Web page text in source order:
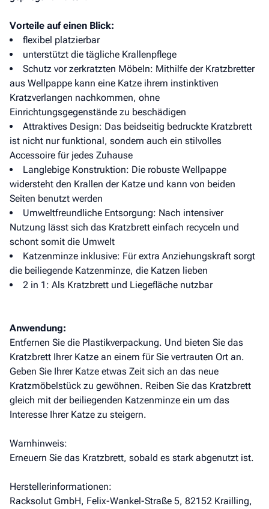
Vorteile auf einen Blick:
flexibel platzierbar
unterstützt die tägliche Krallenpflege
Schutz vor zerkratzten Möbeln: Mithilfe der Kratzbretter
aus Wellpappe kann eine Katze ihrem instinktiven
Kratzverlangen nachkommen, ohne
Einrichtungsgegenstände zu beschädigen
Attraktives Design: Das beidseitig bedruckte Kratzbrett
ist nicht nur funktional, sondern auch ein stilvolles
Accessoire für jedes Zuhause
Langlebige Konstruktion: Die robuste Wellpappe
widersteht den Krallen der Katze und kann von beiden
Seiten benutzt werden
Umweltfreundliche Entsorgung: Nach intensiver
Nutzung lässt sich das Kratzbrett einfach recyceln und
schont somit die Umwelt
Katzenminze inklusive: Für extra Anziehungskraft sorgt
die beiliegende Katzenminze, die Katzen lieben
2 in 1: Als Kratzbrett und Liegefläche nutzbar
Anwendung:
Entfernen Sie die Plastikverpackung. Und bieten Sie das
Kratzbrett Ihrer Katze an einem für Sie vertrauten Ort an.
Geben Sie Ihrer Katze etwas Zeit sich an das neue
Kratzmöbelstück zu gewöhnen. Reiben Sie das Kratzbrett
gleich mit der beiliegenden Katzenminze ein um das
Interesse Ihrer Katze zu steigern.
Warnhinweis:
Erneuern Sie das Kratzbrett, sobald es stark abgenutzt ist.
Herstellerinformationen:
Racksolut GmbH, Felix-Wankel-Straße 5, 82152 Krailling,